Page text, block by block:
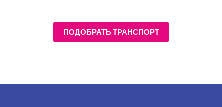
ПОДОБРАТЬ ТРАНСПОРТ